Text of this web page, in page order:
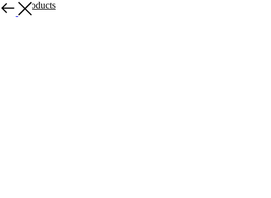
More products